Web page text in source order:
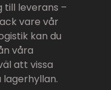
till leverans –
vare vår
kan du
våra
att vissa